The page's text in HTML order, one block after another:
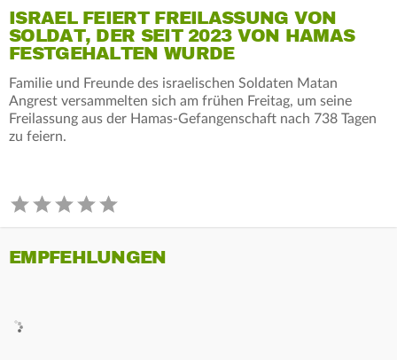
ISRAEL FEIERT FREILASSUNG VON
SOLDAT, DER SEIT 2023 VON HAMAS
FESTGEHALTEN WURDE
Familie und Freunde des israelischen Soldaten Matan
Angrest versammelten sich am frühen Freitag, um seine
Freilassung aus der Hamas-Gefangenschaft nach 738 Tagen
zu feiern.
EMPFEHLUNGEN